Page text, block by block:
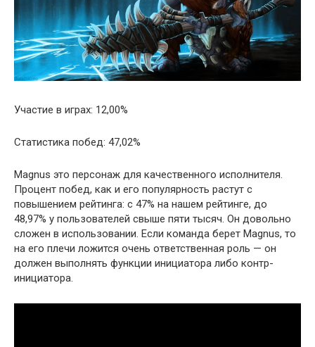
Участие в играх: 12,00%
Статистика побед: 47,02%
Magnus это персонаж для качественного исполнителя.
Процент побед, как и его популярность растут с
повышением рейтинга: с 47% на нашем рейтинге, до
48,97% у пользователей свыше пяти тысяч. Он довольно
сложен в использовании. Если команда берет Magnus, то
на его плечи ложится очень ответственная роль — он
должен выполнять функции инициатора либо контр-
инициатора.